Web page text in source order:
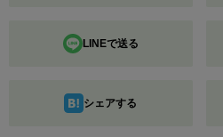
LINEで送る
シェアする